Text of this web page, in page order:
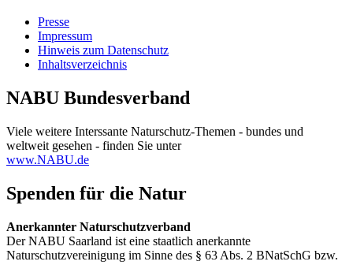
Presse
Impressum
Hinweis zum Datenschutz
Inhaltsverzeichnis
NABU Bundesverband
Viele weitere Interssante Naturschutz-Themen - bundes und
weltweit gesehen - finden Sie unter
www.NABU.de
Spenden für die Natur
Anerkannter Naturschutzverband
Der NABU Saarland ist eine staatlich anerkannte
Naturschutzvereinigung im Sinne des § 63 Abs. 2 BNatSchG bzw.